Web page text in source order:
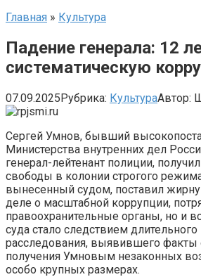
Главная » Культура
Падение генерала: 12
систематическую
07.09.2025Рубрика: КультураАвтор:
Сергей Умнов, бывший
Министерства внутренних дел
генерал-лейтенант полиции,
свободы в колонии строгого
вынесенный судом, поставил
деле о масштабной коррупции,
правоохранительные органы, но и
суда стало следствием длительного
расследования, выявившего факты
получения Умновым незаконных
особо крупных размерах.